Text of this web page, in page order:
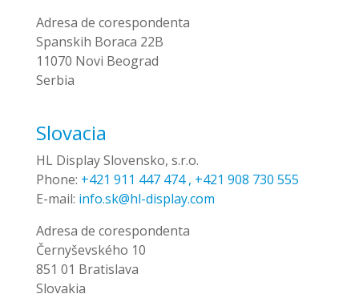
Adresa de corespondenta
Spanskih Boraca 22B
11070 Novi Beograd
Serbia
Slovacia
HL Display Slovensko, s.r.o.
Phone: +421 911 447 474 , +421 908 730 555
E-mail: info.sk@hl-display.com
Adresa de corespondenta
Černyševského 10
851 01 Bratislava
Slovakia